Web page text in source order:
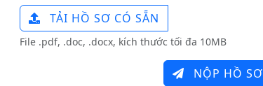
TẢI HỒ SƠ CÓ SẴN
File .pdf, .doc, .docx, kích thước tối đa 10MB
NỘP HỒ SƠ